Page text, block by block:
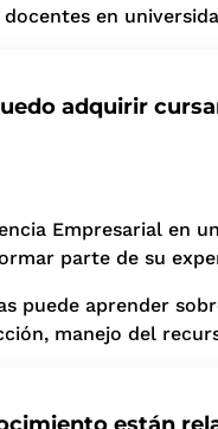
en
adquirir
Empresarial en
parte de su
puede aprender
manejo del